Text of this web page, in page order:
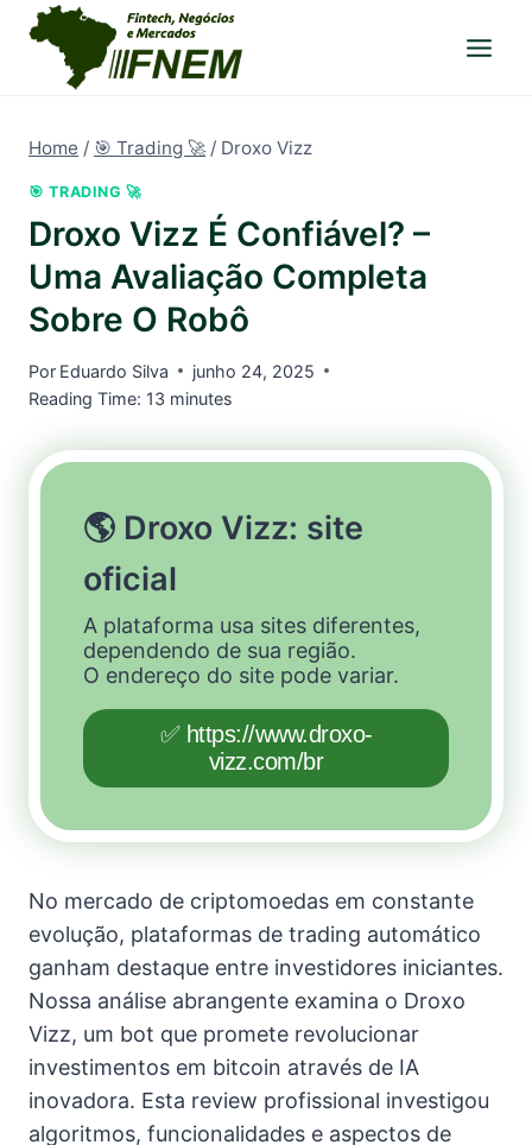
Pular
para
Home / 🎯 Trading 🚀 / Droxo Vizz
🎯 TRADING 🚀
Droxo Vizz É Confiável? –
Uma Avaliação Completa
Sobre O Robô
Por Eduardo Silva
junho 24, 2025
Reading Time: 13 minutes
🌎 Droxo Vizz: site
oficial
A plataforma usa sites diferentes,
dependendo de sua região.
O endereço do site pode variar.
✅ https://www.droxo-
vizz.com/br
No mercado de criptomoedas em constante
evolução, plataformas de trading automático
ganham destaque entre investidores iniciantes.
Nossa análise abrangente examina o Droxo
Vizz, um bot que promete revolucionar
investimentos em bitcoin através de IA
inovadora. Esta review profissional investigou
algoritmos, funcionalidades e aspectos de